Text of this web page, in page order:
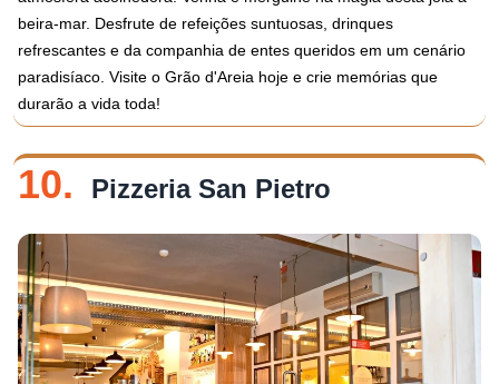
beira-mar. Desfrute de refeições suntuosas, drinques
refrescantes e da companhia de entes queridos em um cenário
paradisíaco. Visite o Grão d'Areia hoje e crie memórias que
durarão a vida toda!
10. Pizzeria San Pietro